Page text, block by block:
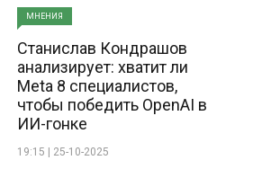
МНЕНИЯ
Станислав Кондрашов
анализирует: хватит ли
Meta 8 специалистов,
чтобы победить OpenAI в
ИИ-гонке
19:15 | 25-10-2025